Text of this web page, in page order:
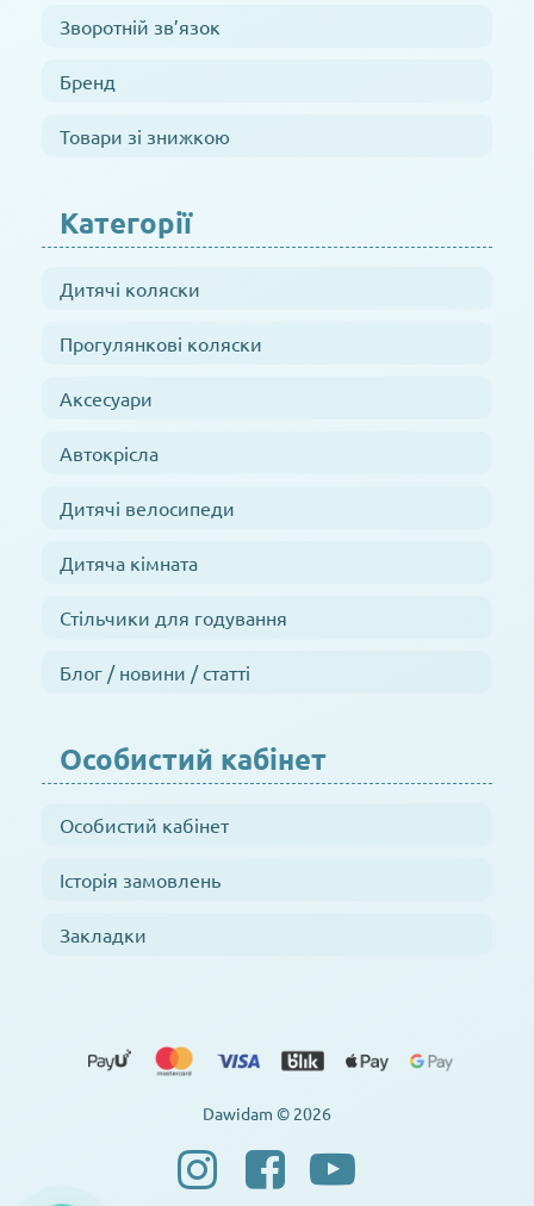
Зворотній зв’язок
Бренд
Товари зі знижкою
Категорії
Дитячі коляски
Прогулянкові коляски
Аксесуари
Автокрісла
Дитячі велосипеди
Дитяча кімната
Стільчики для годування
Блог / новини / статті
Особистий кабінет
Особистий кабінет
Історія замовлень
Закладки
Dawidam © 2026